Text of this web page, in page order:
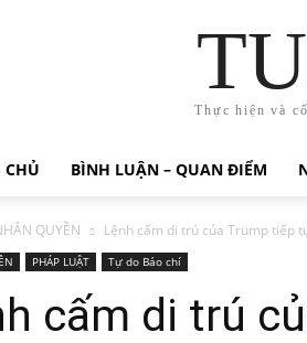
Thực hiện và
CHỦ BÌNH LUẬN – QUAN ĐIỂM
QUYỀN Lệnh cấm di trú của Trump tiếp
PHÁP LUẬT Tự do Báo chí
cấm di trú